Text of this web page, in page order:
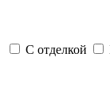
С отделкой